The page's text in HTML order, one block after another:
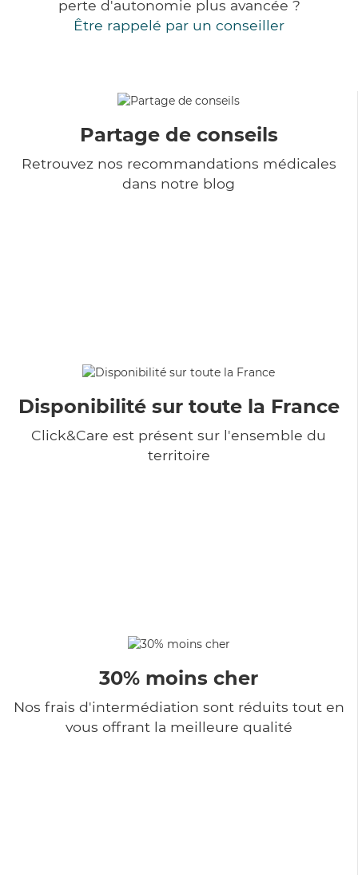
perte d'autonomie plus avancée ?
Être rappelé par un conseiller
Partage de conseils
Retrouvez nos recommandations médicales
dans notre blog
Disponibilité sur toute la France
Click&Care est présent sur l'ensemble du
territoire
30% moins cher
Nos frais d'intermédiation sont réduits tout en
vous offrant la meilleure qualité